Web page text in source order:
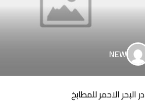
NEW
در البحر الاحمر للمطابخ